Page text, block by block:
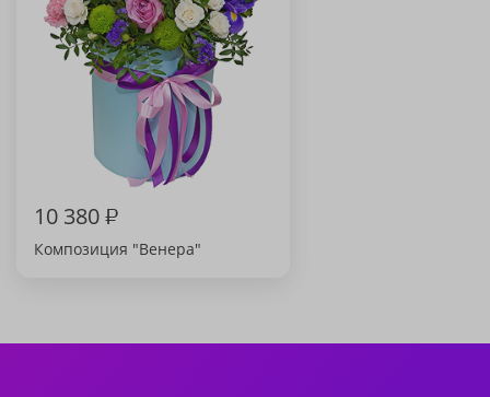
10 380₽
Композиция "Венера"